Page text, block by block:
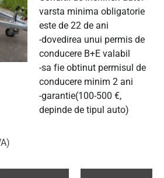
varsta minima obligatorie
este de 22 de ani
-dovedirea unui permis de
conducere B+E valabil
-sa fie obtinut permisul de
conducere minim 2 ani
-garantie(100-500 €,
depinde de tipul auto)